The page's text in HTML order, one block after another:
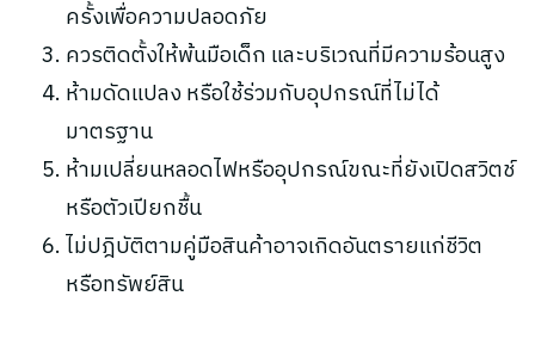
ครั้งเพื่อความปลอดภัย
ควรติดตั้งให้พ้นมือเด็ก และบริเวณที่มีความร้อนสูง
ห้ามดัดแปลง หรือใช้ร่วมกับอุปกรณ์ที่ไม่ได้
มาตรฐาน
ห้ามเปลี่ยนหลอดไฟหรืออุปกรณ์ขณะที่ยังเปิดสวิตช์
หรือตัวเปียกชื้น
ไม่ปฎิบัติตามคู่มือสินค้าอาจเกิดอันตรายแก่ชีวิต
หรือทรัพย์สิน